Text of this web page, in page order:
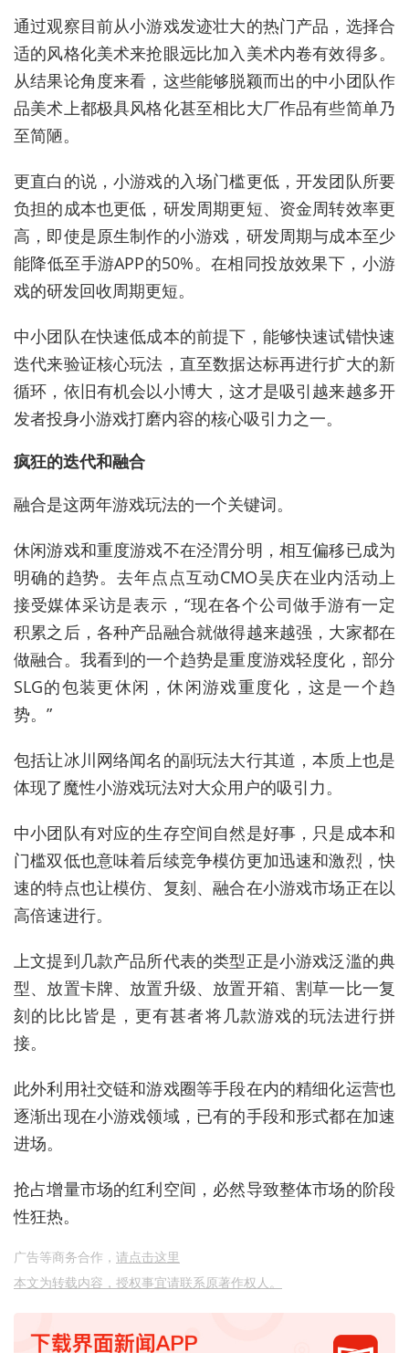
通过观察目前从小游戏发迹壮大的热门产品，选择合
适的风格化美术来抢眼远比加入美术内卷有效得多。
从结果论角度来看，这些能够脱颖而出的中小团队作
品美术上都极具风格化甚至相比大厂作品有些简单乃
至简陋。
更直白的说，小游戏的入场门槛更低，开发团队所要
负担的成本也更低，研发周期更短、资金周转效率更
高，即使是原生制作的小游戏，研发周期与成本至少
能降低至手游APP的50%。在相同投放效果下，小游
戏的研发回收周期更短。
中小团队在快速低成本的前提下，能够快速试错快速
迭代来验证核心玩法，直至数据达标再进行扩大的新
循环，依旧有机会以小博大，这才是吸引越来越多开
发者投身小游戏打磨内容的核心吸引力之一。
疯狂的迭代和融合
融合是这两年游戏玩法的一个关键词。
休闲游戏和重度游戏不在泾渭分明，相互偏移已成为
明确的趋势。去年点点互动CMO吴庆在业内活动上
接受媒体采访是表示，“现在各个公司做手游有一定
积累之后，各种产品融合就做得越来越强，大家都在
做融合。我看到的一个趋势是重度游戏轻度化，部分
SLG的包装更休闲，休闲游戏重度化，这是一个趋
势。”
包括让冰川网络闻名的副玩法大行其道，本质上也是
体现了魔性小游戏玩法对大众用户的吸引力。
中小团队有对应的生存空间自然是好事，只是成本和
门槛双低也意味着后续竞争模仿更加迅速和激烈，快
速的特点也让模仿、复刻、融合在小游戏市场正在以
高倍速进行。
上文提到几款产品所代表的类型正是小游戏泛滥的典
型、放置卡牌、放置升级、放置开箱、割草一比一复
刻的比比皆是，更有甚者将几款游戏的玩法进行拼
接。
此外利用社交链和游戏圈等手段在内的精细化运营也
逐渐出现在小游戏领域，已有的手段和形式都在加速
进场。
抢占增量市场的红利空间，必然导致整体市场的阶段
性狂热。
广告等商务合作， 请点击这里
本文为转载内容，授权事宜请联系原著作权人。